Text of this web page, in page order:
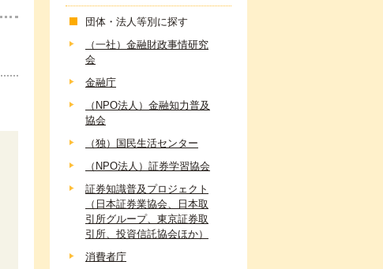
団体・法人等別に探す
（一社）金融財政事情研究
会
金融庁
（NPO法人）金融知力普及
協会
（独）国民生活センター
（NPO法人）証券学習協会
証券知識普及プロジェクト
（日本証券業協会、日本取
引所グループ、東京証券取
引所、投資信託協会ほか）
消費者庁